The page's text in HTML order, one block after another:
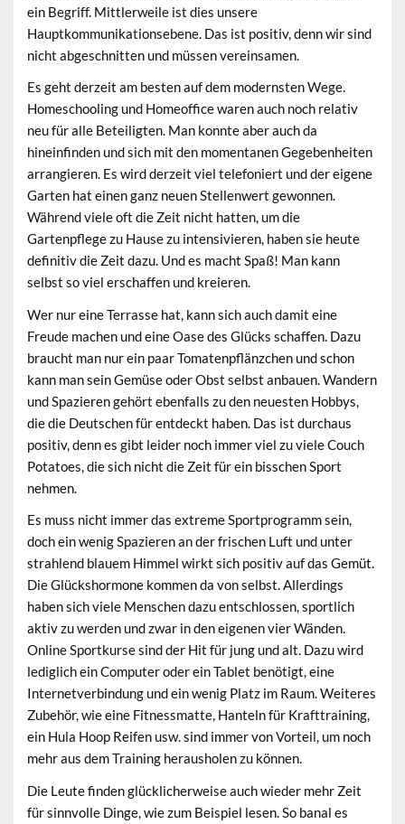
ein Begriff. Mittlerweile ist dies unsere
Hauptkommunikationsebene. Das ist positiv, denn wir sind
nicht abgeschnitten und müssen vereinsamen.
Es geht derzeit am besten auf dem modernsten Wege.
Homeschooling und Homeoffice waren auch noch relativ
neu für alle Beteiligten. Man konnte aber auch da
hineinfinden und sich mit den momentanen Gegebenheiten
arrangieren. Es wird derzeit viel telefoniert und der eigene
Garten hat einen ganz neuen Stellenwert gewonnen.
Während viele oft die Zeit nicht hatten, um die
Gartenpflege zu Hause zu intensivieren, haben sie heute
definitiv die Zeit dazu. Und es macht Spaß! Man kann
selbst so viel erschaffen und kreieren.
Wer nur eine Terrasse hat, kann sich auch damit eine
Freude machen und eine Oase des Glücks schaffen. Dazu
braucht man nur ein paar Tomatenpflänzchen und schon
kann man sein Gemüse oder Obst selbst anbauen. Wandern
und Spazieren gehört ebenfalls zu den neuesten Hobbys,
die die Deutschen für entdeckt haben. Das ist durchaus
positiv, denn es gibt leider noch immer viel zu viele Couch
Potatoes, die sich nicht die Zeit für ein bisschen Sport
nehmen.
Es muss nicht immer das extreme Sportprogramm sein,
doch ein wenig Spazieren an der frischen Luft und unter
strahlend blauem Himmel wirkt sich positiv auf das Gemüt.
Die Glückshormone kommen da von selbst. Allerdings
haben sich viele Menschen dazu entschlossen, sportlich
aktiv zu werden und zwar in den eigenen vier Wänden.
Online Sportkurse sind der Hit für jung und alt. Dazu wird
lediglich ein Computer oder ein Tablet benötigt, eine
Internetverbindung und ein wenig Platz im Raum. Weiteres
Zubehör, wie eine Fitnessmatte, Hanteln für Krafttraining,
ein Hula Hoop Reifen usw. sind immer von Vorteil, um noch
mehr aus dem Training herausholen zu können.
Die Leute finden glücklicherweise auch wieder mehr Zeit
für sinnvolle Dinge, wie zum Beispiel lesen. So banal es